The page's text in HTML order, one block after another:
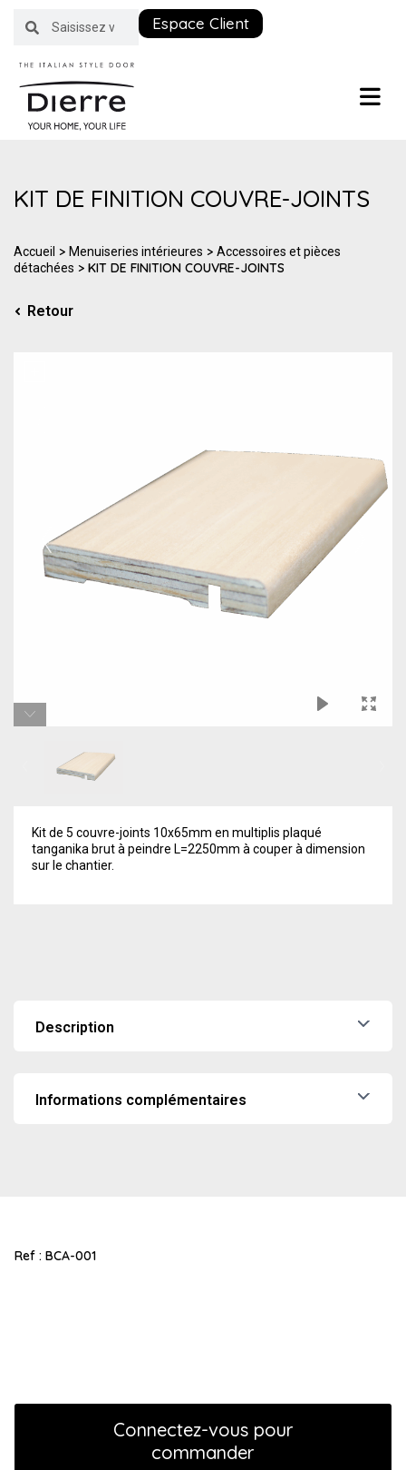
Espace Client
KIT DE FINITION COUVRE-JOINTS
Accueil > Menuiseries intérieures > Accessoires et pièces
détachées > KIT DE FINITION COUVRE-JOINTS
Retour
Kit de 5 couvre-joints 10x65mm en multiplis plaqué
tanganika brut à peindre L=2250mm à couper à dimension
sur le chantier.
Description
Informations complémentaires
Ref : BCA-001
Connectez-vous pour
commander